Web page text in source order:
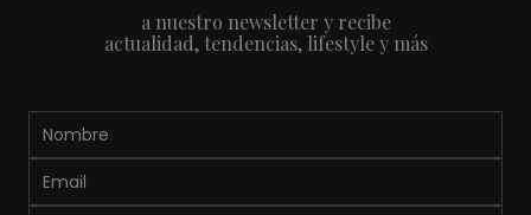
a nuestro newsletter y recibe
actualidad, tendencias, lifestyle y más